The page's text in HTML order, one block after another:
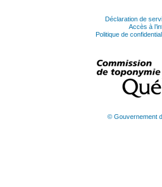
Déclaration de
Accès à
Politique de
© Gouvernement